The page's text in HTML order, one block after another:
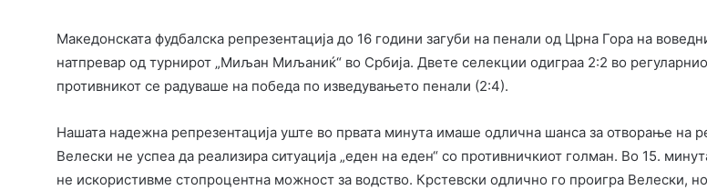
Македонската фудбалска репрезентација до 16 години загуби на пенали од Црна Гора на
натпревар од турнирот „Миљан Миљаниќ“ во Србија. Двете селекции одиграа 2:2 во
противникот се радуваше на победа по изведувањето пенали (2:4).
Нашата надежна репрезентација уште во првата минута имаше одлична шанса за отворање на
Велески не успеа да реализира ситуација „еден на еден“ со противничкиот голман. Во 15.
не искористивме стопроцентна можност за водство. Крстевски одлично го проигра Велески,